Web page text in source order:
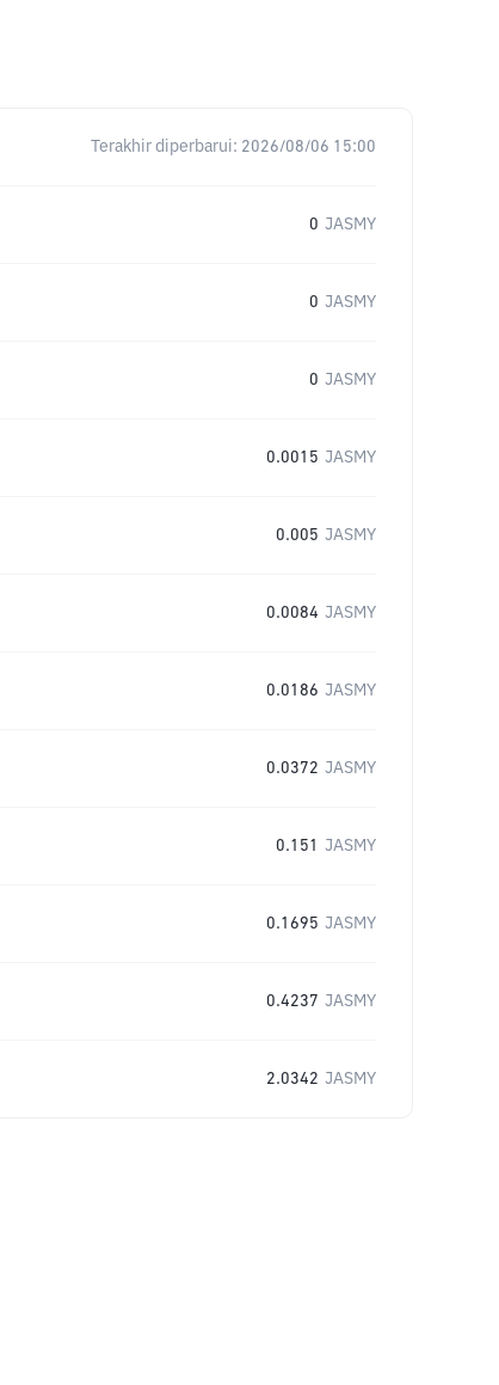
Terakhir diperbarui: 2026/08/06 15:00
0 JASMY
0 JASMY
0 JASMY
0.0015 JASMY
0.005 JASMY
0.0084 JASMY
0.0186 JASMY
0.0372 JASMY
0.151 JASMY
0.1695 JASMY
0.4237 JASMY
2.0342 JASMY